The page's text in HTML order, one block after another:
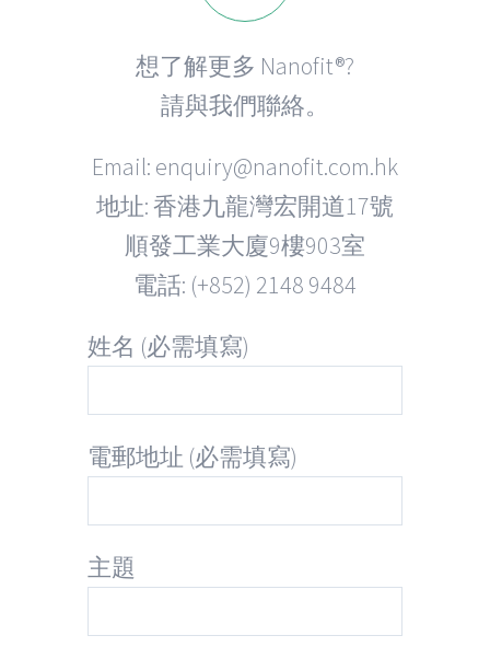
想了解更多 Nanofit®?
請與我們聯絡。
Email: enquiry@nanofit.com.hk
地址: 香港九龍灣宏開道17號
順發工業大廈9樓903室
電話: (+852) 2148 9484
姓名 (必需填寫)
電郵地址 (必需填寫)
主題